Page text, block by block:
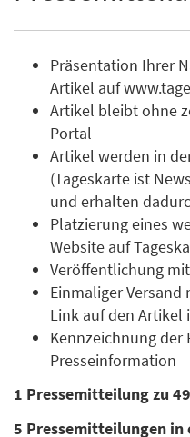
Präsentation Ihrer
Artikel auf
Artikel bleibt ohne
Portal
Artikel werden in
(Tageskarte ist
und erhalten
Platzierung eines
Website auf
Veröffentlichung
Einmaliger Versand
Link auf den Artikel
Kennzeichnung
Presseinformation
1 Pressemitteilung zu
5 Pressemitteilungen in